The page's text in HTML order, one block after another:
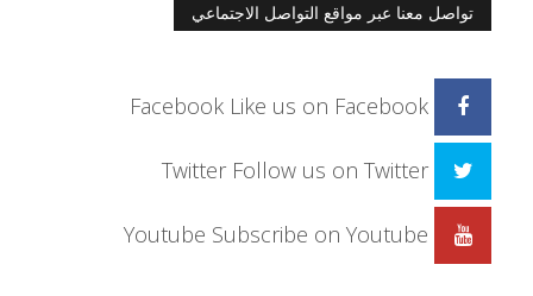
تواصل معنا عبر مواقع التواصل الاجتماعي
Facebook Like us on Facebook
Twitter Follow us on Twitter
Youtube Subscribe on Youtube